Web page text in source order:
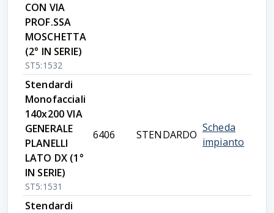
CON VIA
PROF.SSA
MOSCHETTA
(2° IN SERIE)
ST5:1532
Stendardi
Monofacciali
140x200 VIA
GENERALE
PLANELLI
LATO DX (1°
IN SERIE)
ST5:1531
6406 STENDARDO
Scheda
impianto
Stendardi